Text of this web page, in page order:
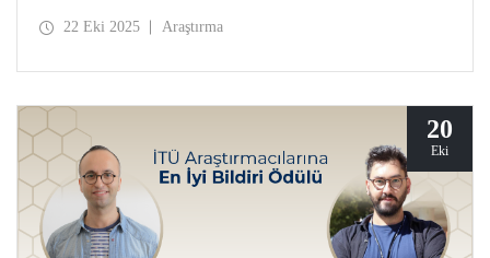
Buluşmaları”nın yeni adresi İTÜ oldu.
22 Eki 2025 Araştırma
20
Eki